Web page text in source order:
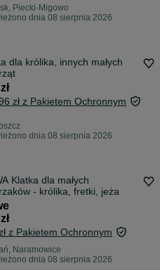
Piecki-Migowo
dnia 08 sierpnia 2026
dla królika, innych małych
zł z Pakietem Ochronnym
dnia 08 sierpnia 2026
Klatka dla małych
- królika, fretki, jeża
z Pakietem Ochronnym
Naramowice
dnia 08 sierpnia 2026